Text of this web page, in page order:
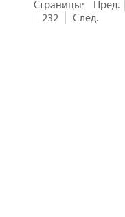
Страницы:
Пред.
232
След.